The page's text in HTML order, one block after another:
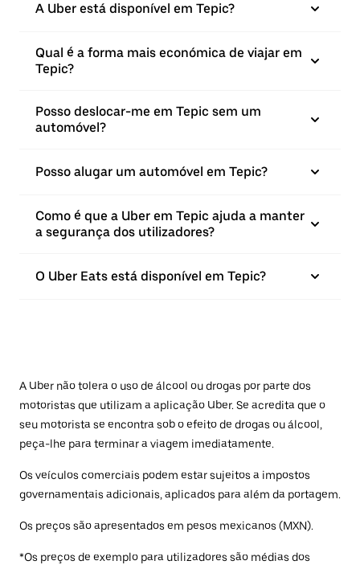
A Uber está disponível em Tepic?
Qual é a forma mais económica de viajar em
Tepic?
Posso deslocar-me em Tepic sem um
automóvel?
Posso alugar um automóvel em Tepic?
Como é que a Uber em Tepic ajuda a manter
a segurança dos utilizadores?
O Uber Eats está disponível em Tepic?
A Uber não tolera o uso de álcool ou drogas por parte dos
motoristas que utilizam a aplicação Uber. Se acredita que o
seu motorista se encontra sob o efeito de drogas ou álcool,
peça-lhe para terminar a viagem imediatamente.
Os veículos comerciais podem estar sujeitos a impostos
governamentais adicionais, aplicados para além da portagem.
Os preços são apresentados em pesos mexicanos (MXN).
*Os preços de exemplo para utilizadores são médias dos